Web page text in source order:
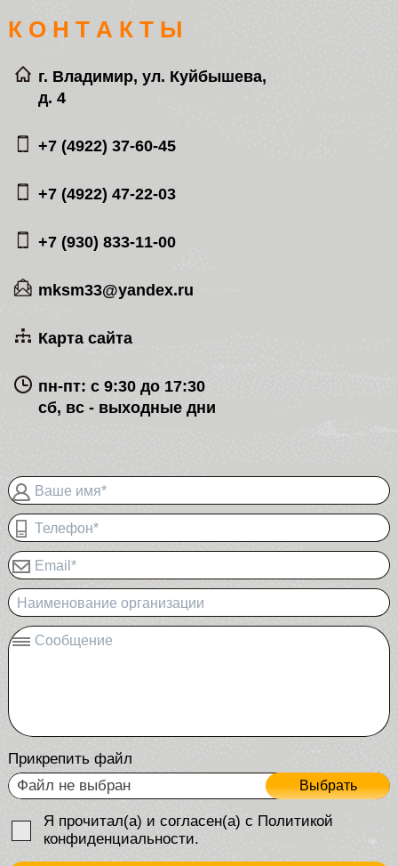
К О Н Т А К Т Ы
г. Владимир, ул. Куйбышева,
д. 4
+7 (4922) 37-60-45
+7 (4922) 47-22-03
+7 (930) 833-11-00
mksm33@yandex.ru
Карта сайта
пн-пт: с 9:30 до 17:30
сб, вс - выходные дни
Ваше имя*
Телефон*
Email*
Наименование организации
Сообщение
Прикрепить файл
Выбрать
Файл не выбран
Я прочитал(а) и согласен(а) с Политикой
конфиденциальности.